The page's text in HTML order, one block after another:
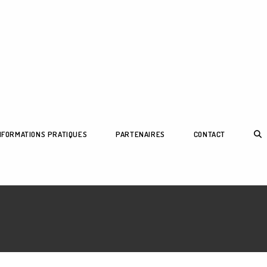
PRATIQUES PARTENAIRES CONTACT